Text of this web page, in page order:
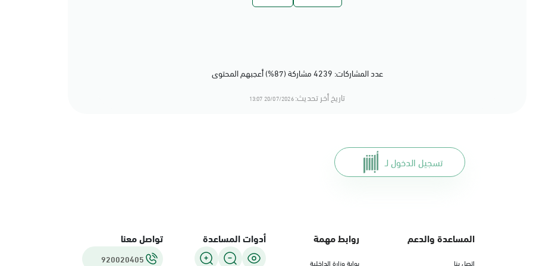
عدد المشاركات: 4239 مشاركة (87%) أعجبهم المحتوى
تاريخ أخر تحديث:20/07/2026 13:07
تسجيل الدخول لـ
المساعدة والدعم
اتصل بنا
روابط مهمة
بوابة وزارة الداخلية
أدوات المساعدة تواصل معنا
920020405